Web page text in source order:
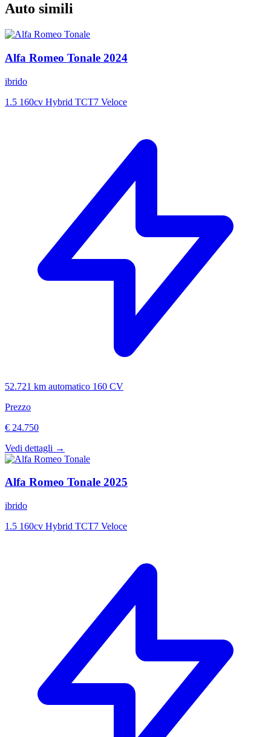
Auto simili
Alfa Romeo Tonale 2024
ibrido
1.5 160cv Hybrid TCT7 Veloce
52.721 km automatico 160 CV
Prezzo
€ 24.750
Vedi dettagli →
Alfa Romeo Tonale 2025
ibrido
1.5 160cv Hybrid TCT7 Veloce